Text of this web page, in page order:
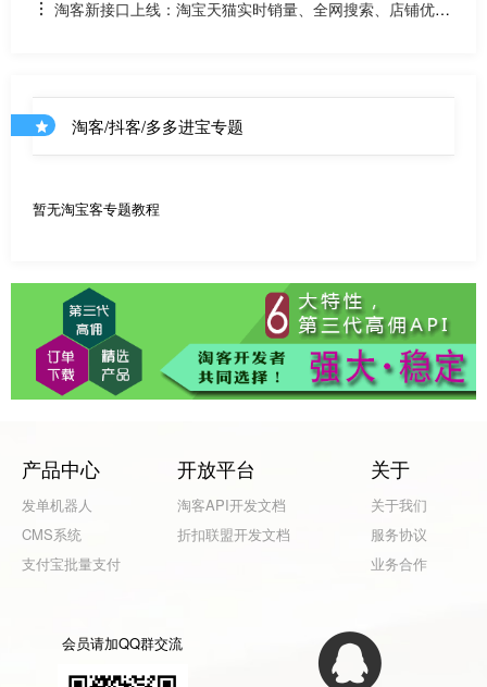
淘客新接口上线：淘宝天猫实时销量、全网搜索、店铺优惠
淘客/抖客/多多进宝专题
暂无淘宝客专题教程
产品中心
发单机器人
CMS系统
支付宝批量支付
开放平台
淘客API开发文档
折扣联盟开发文档
关于
关于我们
服务协议
业务合作
会员请加QQ群交流